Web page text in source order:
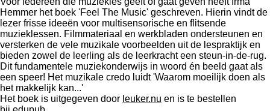
Hemmer het boek 'Feel The Music' geschreven. Hierin vindt de
lezer frisse ideeën voor multisensorische en flitsende
muzieklessen. Filmmateriaal en werkbladen ondersteunen en
versterken de vele muzikale voorbeelden uit de lespraktijk en
bieden zowel de leerling als de leerkracht een steun-in-de-rug.
Dit fundamentele muziekonderwijs in woord én beeld gaat als
een speer! Het muzikale credo luidt 'Waarom moeilijk doen als
het makkelijk kan...'
Het boek is uitgegeven door leuker.nu en is te bestellen